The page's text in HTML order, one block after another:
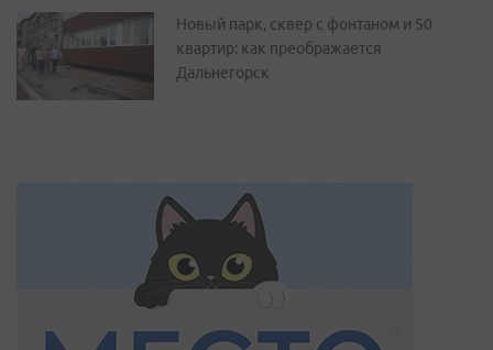
Новый парк, сквер с фонтаном и 50
квартир: как преображается
Дальнегорск